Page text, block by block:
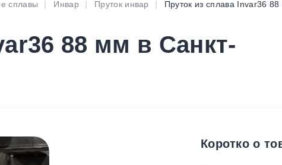
сплавы Инвар Пруток инвар Пруток из сплава Invar36
88 мм в Санкт-
Коротко о